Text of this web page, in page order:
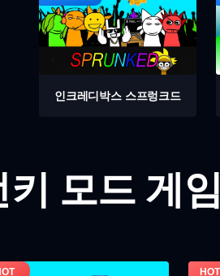
인크레디박스 스프렁크드
모드 게임